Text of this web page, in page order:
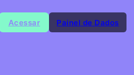
Acessar Painel de Dados